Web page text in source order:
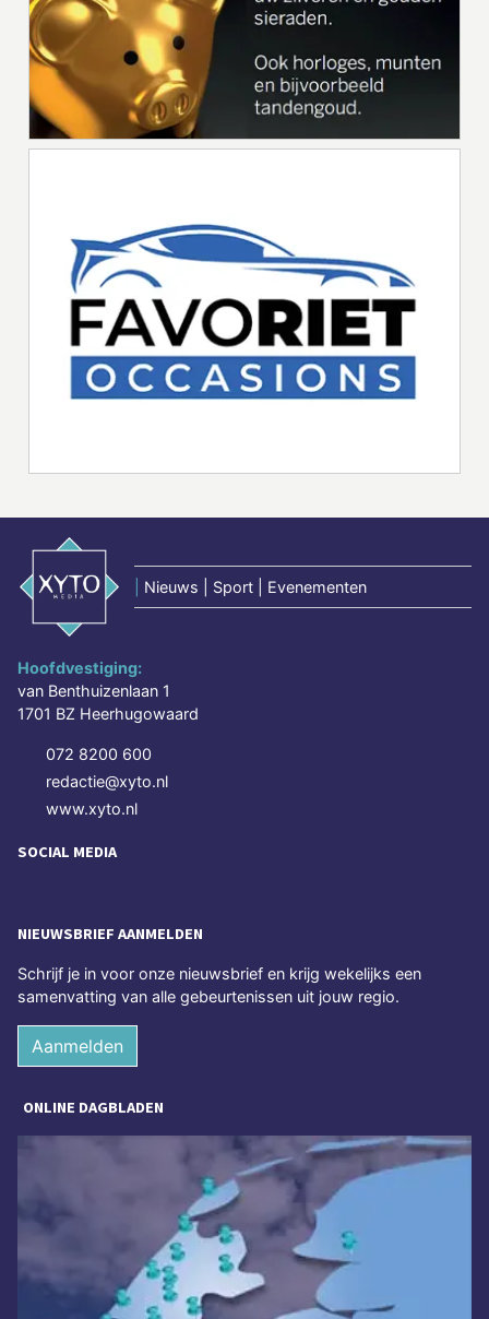
Nieuws | Sport | Evenementen
Hoofdvestiging:
van Benthuizenlaan 1
1701 BZ Heerhugowaard
072 8200 600
redactie@xyto.nl
www.xyto.nl
SOCIAL MEDIA
NIEUWSBRIEF AANMELDEN
Schrijf je in voor onze nieuwsbrief en krijg wekelijks een
samenvatting van alle gebeurtenissen uit jouw regio.
Aanmelden
ONLINE DAGBLADEN